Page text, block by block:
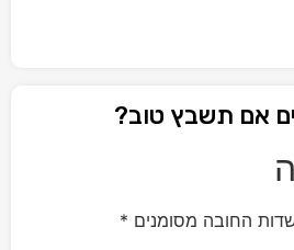
אם תשבץ טוב?
החובה מסומנים *